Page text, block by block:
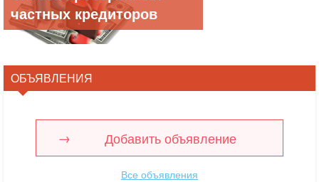
частных кредиторов
ОБЪЯВЛЕНИЯ
Добавить объявление
Все объявления